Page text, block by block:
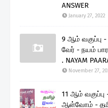
ANSWER
January 27, 2022
9 ஆம் வகுப்பு
வேர் - நயம்
. NAYAM
November 27,
11 ஆம்
ஆள்வோம் -